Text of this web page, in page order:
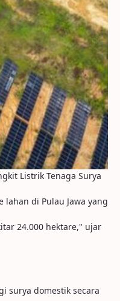
Listrik Tenaga Surya
di Pulau Jawa yang
24.000 hektare," ujar
surya domestik secara